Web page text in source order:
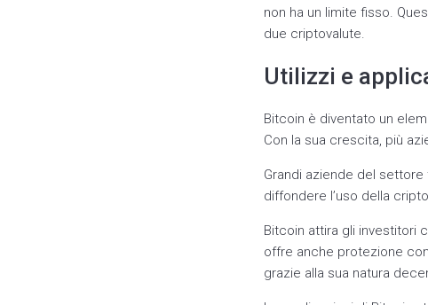
non ha un limite fisso.
due criptovalute.
Utilizzi e
Bitcoin è diventato un
Con la sua crescita, più
Grandi aziende del
diffondere l’uso della
Bitcoin attira gli investitori
offre anche protezione
grazie alla sua natura